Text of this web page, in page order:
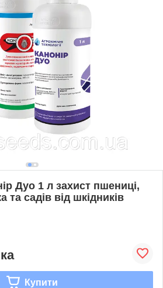
Дуо 1 л захист пшениці,
та садів від шкідників
Купити